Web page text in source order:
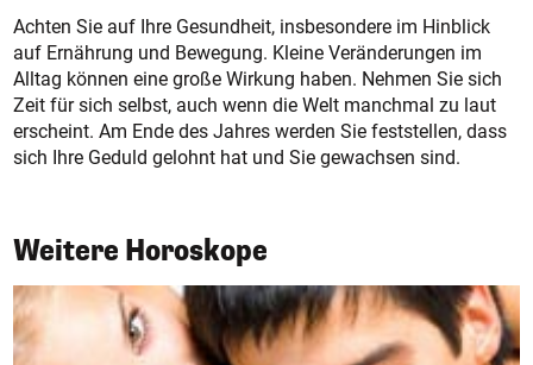
Achten Sie auf Ihre Gesundheit, insbesondere im Hinblick
auf Ernährung und Bewegung. Kleine Veränderungen im
Alltag können eine große Wirkung haben. Nehmen Sie sich
Zeit für sich selbst, auch wenn die Welt manchmal zu laut
erscheint. Am Ende des Jahres werden Sie feststellen, dass
sich Ihre Geduld gelohnt hat und Sie gewachsen sind.
Weitere Horoskope